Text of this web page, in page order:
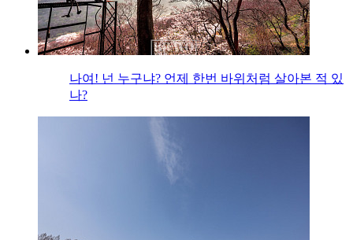
나여! 넌 누구냐? 언제 한번 바위처럼 살아본 적 있
나?